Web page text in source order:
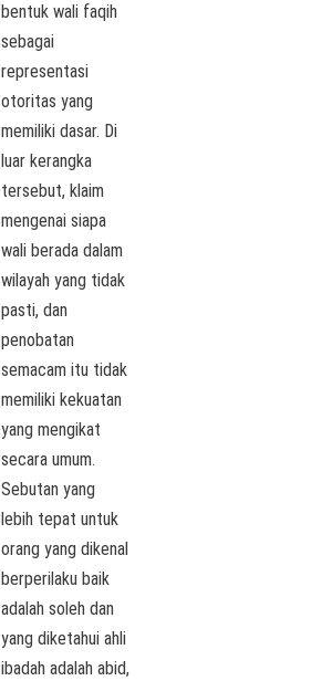
bentuk wali faqih
sebagai
representasi
otoritas yang
memiliki dasar. Di
luar kerangka
tersebut, klaim
mengenai siapa
wali berada dalam
wilayah yang tidak
pasti, dan
penobatan
semacam itu tidak
memiliki kekuatan
yang mengikat
secara umum.
Sebutan yang
lebih tepat untuk
orang yang dikenal
berperilaku baik
adalah soleh dan
yang diketahui ahli
ibadah adalah abid,